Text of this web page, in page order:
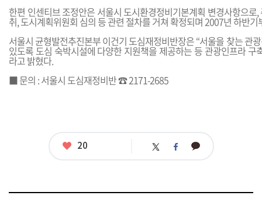
한편 인센티브 조정안은 서울시 도시환경정비기본계획 변경사항으로
취, 도시계획위원회 심의 등 관련 절차를 거쳐 확정되며 2007년 하반
서울시 균형발전추진본부 이건기 도심재정비반장은 “서울을 찾는 관
있도록 도심 숙박시설에 다양한 지원책을 제공하는 등 관광인프라 구
라고 밝혔다.
■ 문의 : 서울시 도심재정비반 ☎ 2171-2685
좋
20 트 페 카